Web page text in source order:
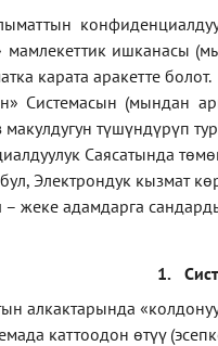
мамлекеттик ишканасы
карата аракетте болот.
Системасын (мындан
түшүндүрүп
Саясатында
, Электрондук кызмат
–жеке адамдарга
1.
алкактарында«
каттоодон өтүү